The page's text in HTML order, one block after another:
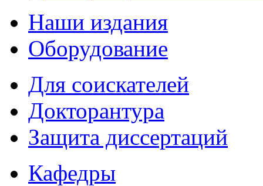
Наши издания
Оборудование
Для соискателей
Докторантура
Защита диссертаций
Кафедры